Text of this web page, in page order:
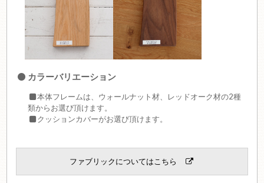
カラーバリエーション
本体フレームは、ウォールナット材、レッドオーク材の2種
類からお選び頂けます。
クッションカバーがお選び頂けます。
ファブリックについてはこちら